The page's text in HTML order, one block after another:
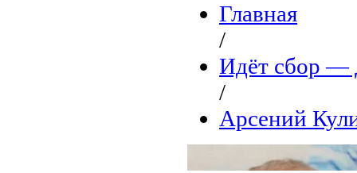
Главная
/
Идёт сбор
/
Арсений